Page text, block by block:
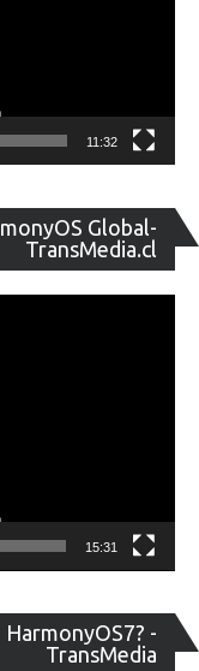
11:32
Global-
TransMedia.cl
de
15:31
-
TransMedia
de